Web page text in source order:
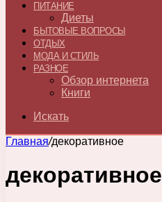
ПИТАНИЕ
Диеты
БЫТОВЫЕ ВОПРОСЫ
ОТДЫХ
МОДА И СТИЛЬ
РАЗНОЕ
Обзор интернета
Книги
Искать
Главная/декоративное
декоративное